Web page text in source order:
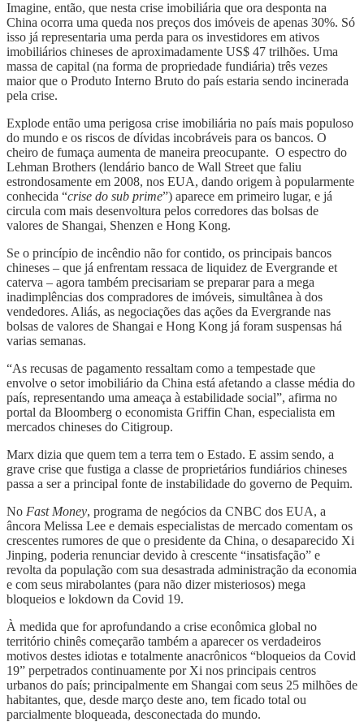
Imagine, então, que nesta crise imobiliária que ora desponta na
China ocorra uma queda nos preços dos imóveis de apenas 30%. Só
isso já representaria uma perda para os investidores em ativos
imobiliários chineses de aproximadamente US$ 47 trilhões. Uma
massa de capital (na forma de propriedade fundiária) três vezes
maior que o Produto Interno Bruto do país estaria sendo incinerada
pela crise.
Explode então uma perigosa crise imobiliária no país mais populoso
do mundo e os riscos de dívidas incobráveis ​​para os bancos. O
cheiro de fumaça aumenta de maneira preocupante. O espectro do
Lehman Brothers (lendário banco de Wall Street que faliu
estrondosamente em 2008, nos EUA, dando origem à popularmente
conhecida “crise do sub prime”) aparece em primeiro lugar, e já
circula com mais desenvoltura pelos corredores das bolsas de
valores de Shangai, Shenzen e Hong Kong.
Se o princípio de incêndio não for contido, os principais bancos
chineses – que já enfrentam ressaca de liquidez de Evergrande et
caterva – agora também precisariam se preparar para a mega
inadimplências dos compradores de imóveis, simultânea à dos
vendedores. Aliás, as negociações das ações da Evergrande nas
bolsas de valores de Shangai e Hong Kong já foram suspensas há
varias semanas.
“As recusas de pagamento ressaltam como a tempestade que
envolve o setor imobiliário da China está afetando a classe média do
país, representando uma ameaça à estabilidade social”, afirma no
portal da Bloomberg o economista Griffin Chan, especialista em
mercados chineses do Citigroup.
Marx dizia que quem tem a terra tem o Estado. E assim sendo, a
grave crise que fustiga a classe de proprietários fundiários chineses
passa a ser a principal fonte de instabilidade do governo de Pequim.
No Fast Money, programa de negócios da CNBC dos EUA, a
âncora Melissa Lee e demais especialistas de mercado comentam os
crescentes rumores de que o presidente da China, o desaparecido Xi
Jinping, poderia renunciar devido à crescente “insatisfação” e
revolta da população com sua desastrada administração da economia
e com seus mirabolantes (para não dizer misteriosos) mega
bloqueios e lokdown da Covid 19.
À medida que for aprofundando a crise econômica global no
território chinês começarão também a aparecer os verdadeiros
motivos destes idiotas e totalmente anacrônicos “bloqueios da Covid
19” perpetrados continuamente por Xi nos principais centros
urbanos do país; principalmente em Shangai com seus 25 milhões de
habitantes, que, desde março deste ano, tem ficado total ou
parcialmente bloqueada, desconectada do mundo.